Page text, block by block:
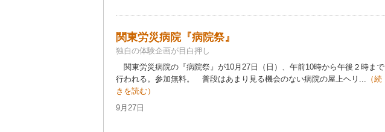
関東労災病院『病院祭』
独自の体験企画が目白押し
関東労災病院の『病院祭』が10月27日（日）、午前10時から午後２時まで
行われる。参加無料。 普段はあまり見る機会のない病院の屋上ヘリ... （続
きを読む）
9月27日